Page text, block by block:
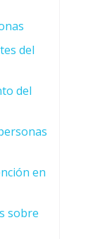
del
del
en
sobre